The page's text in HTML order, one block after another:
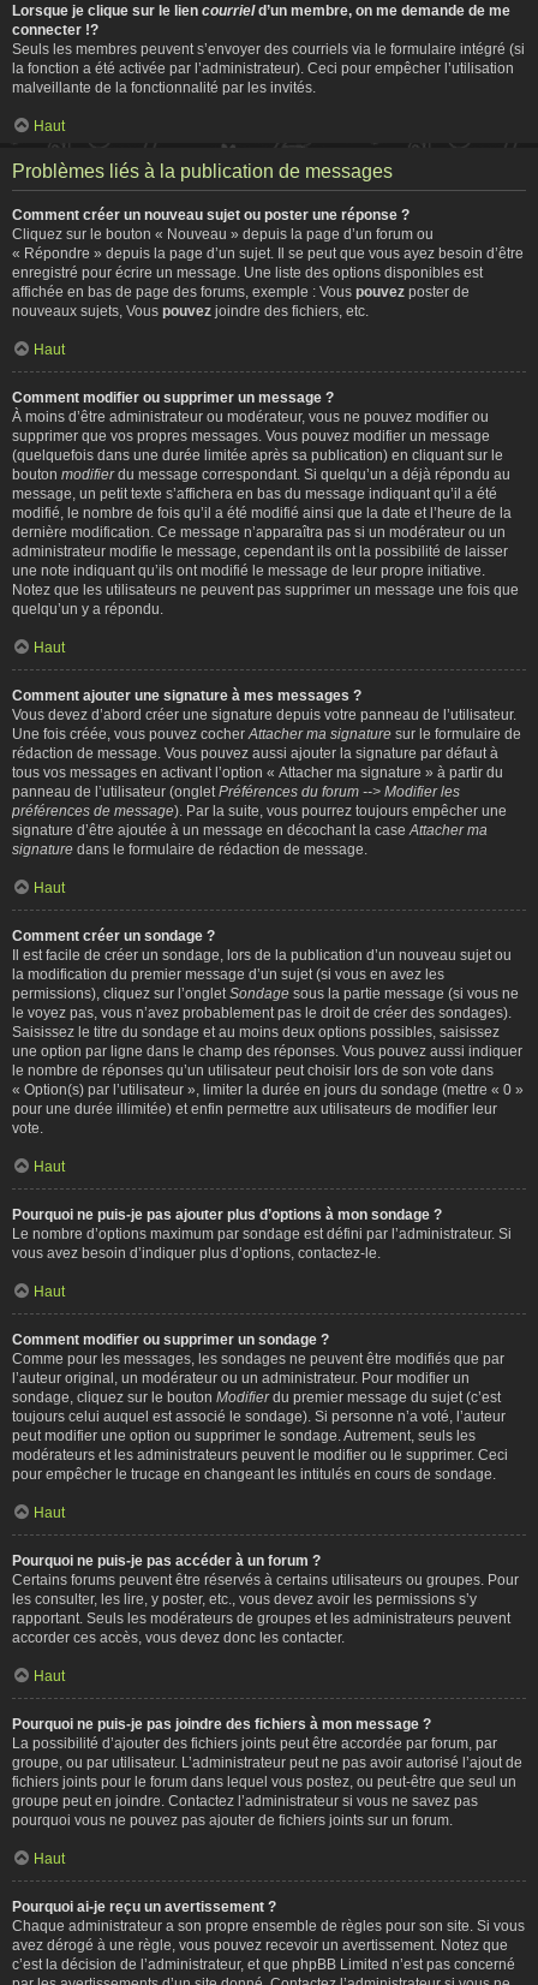
Lorsque je clique sur le lien courrield’un membre, on me demande de me
connecter !?
Seuls les membres peuvent s’envoyer des courriels via le formulaire intégré (si
la fonction a été activée par l’administrateur). Ceci pour empêcher l’utilisation
malveillante de la fonctionnalité par les invités.
Haut
Problèmes liés à la publication de messages
Comment créer un nouveau sujet ou poster une réponse ?
Cliquez sur le bouton « Nouveau » depuis la page d’un forum ou
« Répondre » depuis la page d’un sujet. Il se peut que vous ayez besoin d’être
enregistré pour écrire un message. Une liste des options disponibles est
affichée en bas de page des forums, exemple : Vous pouvez poster de
nouveaux sujets, Vous pouvez joindre des fichiers, etc.
Haut
Comment modifier ou supprimer un message ?
À moins d’être administrateur ou modérateur, vous ne pouvez modifier ou
supprimer que vos propres messages. Vous pouvez modifier un message
(quelquefois dans une durée limitée après sa publication) en cliquant sur le
bouton modifierdu message correspondant. Si quelqu’un a déjà répondu au
message, un petit texte s’affichera en bas du message indiquant qu’il a été
modifié, le nombre de fois qu’il a été modifié ainsi que la date et l’heure de la
dernière modification. Ce message n’apparaîtra pas si un modérateur ou un
administrateur modifie le message, cependant ils ont la possibilité de laisser
une note indiquant qu’ils ont modifié le message de leur propre initiative.
Notez que les utilisateurs ne peuvent pas supprimer un message une fois que
quelqu’un y a répondu.
Haut
Comment ajouter une signature à mes messages ?
Vous devez d’abord créer une signature depuis votre panneau de l’utilisateur.
Une fois créée, vous pouvez cocher Attacher ma signature sur le formulaire de
rédaction de message. Vous pouvez aussi ajouter la signature par défaut à
tous vos messages en activant l’option « Attacher ma signature » à partir du
panneau de l’utilisateur (onglet Préférences du forum --> Modifier les
préférences de message). Par la suite, vous pourrez toujours empêcher une
signature d’être ajoutée à un message en décochant la case Attacher ma
signature dans le formulaire de rédaction de message.
Haut
Comment créer un sondage ?
Il est facile de créer un sondage, lors de la publication d’un nouveau sujet ou
la modification du premier message d’un sujet (si vous en avez les
permissions), cliquez sur l’onglet Sondage sous la partie message (si vous ne
le voyez pas, vous n’avez probablement pas le droit de créer des sondages).
Saisissez le titre du sondage et au moins deux options possibles, saisissez
une option par ligne dans le champ des réponses. Vous pouvez aussi indiquer
le nombre de réponses qu’un utilisateur peut choisir lors de son vote dans
« Option(s) par l’utilisateur », limiter la durée en jours du sondage (mettre « 0 »
pour une durée illimitée) et enfin permettre aux utilisateurs de modifier leur
vote.
Haut
Pourquoi ne puis-je pas ajouter plus d’options à mon sondage ?
Le nombre d’options maximum par sondage est défini par l’administrateur. Si
vous avez besoin d’indiquer plus d’options, contactez-le.
Haut
Comment modifier ou supprimer un sondage ?
Comme pour les messages, les sondages ne peuvent être modifiés que par
l’auteur original, un modérateur ou un administrateur. Pour modifier un
sondage, cliquez sur le bouton Modifierdu premier message du sujet (c’est
toujours celui auquel est associé le sondage). Si personne n’a voté, l’auteur
peut modifier une option ou supprimer le sondage. Autrement, seuls les
modérateurs et les administrateurs peuvent le modifier ou le supprimer. Ceci
pour empêcher le trucage en changeant les intitulés en cours de sondage.
Haut
Pourquoi ne puis-je pas accéder à un forum ?
Certains forums peuvent être réservés à certains utilisateurs ou groupes. Pour
les consulter, les lire, y poster, etc., vous devez avoir les permissions s’y
rapportant. Seuls les modérateurs de groupes et les administrateurs peuvent
accorder ces accès, vous devez donc les contacter.
Haut
Pourquoi ne puis-je pas joindre des fichiers à mon message ?
La possibilité d’ajouter des fichiers joints peut être accordée par forum, par
groupe, ou par utilisateur. L’administrateur peut ne pas avoir autorisé l’ajout de
fichiers joints pour le forum dans lequel vous postez, ou peut-être que seul un
groupe peut en joindre. Contactez l’administrateur si vous ne savez pas
pourquoi vous ne pouvez pas ajouter de fichiers joints sur un forum.
Haut
Pourquoi ai-je reçu un avertissement ?
Chaque administrateur a son propre ensemble de règles pour son site. Si vous
avez dérogé à une règle, vous pouvez recevoir un avertissement. Notez que
c’est la décision de l’administrateur, et que phpBB Limited n’est pas concerné